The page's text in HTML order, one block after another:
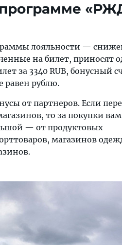
лояльности —
на билет, приносят
за 3340 RUB, бонусный
равен рублю.
от партнеров. Если
то за покупки
— от продуктовых
магазинов